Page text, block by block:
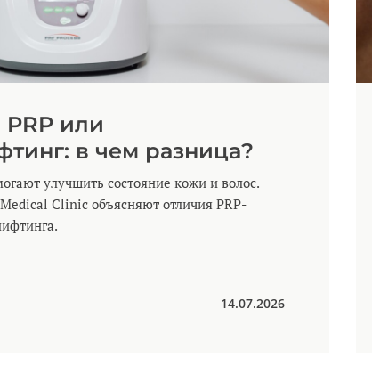
или
в чем разница?
улучшить состояние кожи и волос.
Clinic объясняют отличия PRP-
14.07.2026